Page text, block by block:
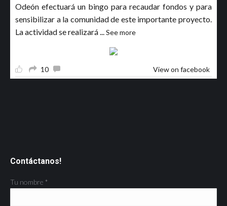
Odeón efectuará un bingo para recaudar fondos y para
sensibilizar a la comunidad de este importante proyecto.
La actividad se realizará...See more
10 View on facebook
Contáctanos!
Tu nombre *